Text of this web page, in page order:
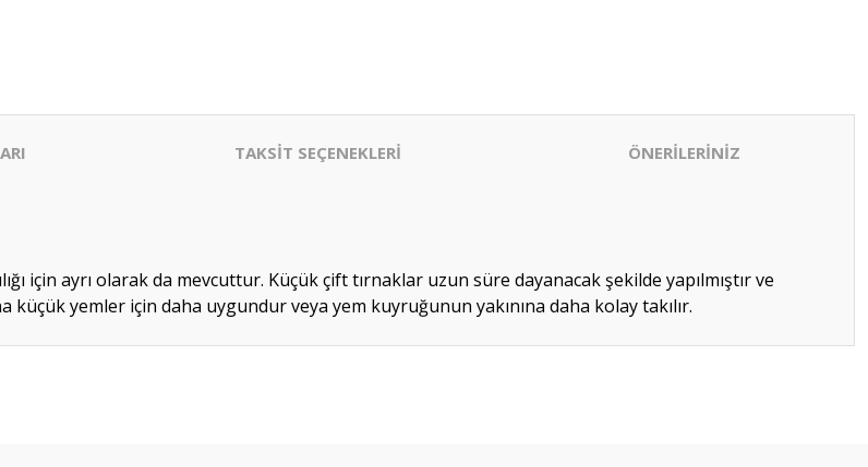
TAKSİT SEÇENEKLERİ ÖNERİLERİNİZ
için ayrı olarak da mevcuttur. Küçük çift tırnaklar uzun süre dayanacak şekilde yapılmıştır ve
yemler için daha uygundur veya yem kuyruğunun yakınına daha kolay takılır.